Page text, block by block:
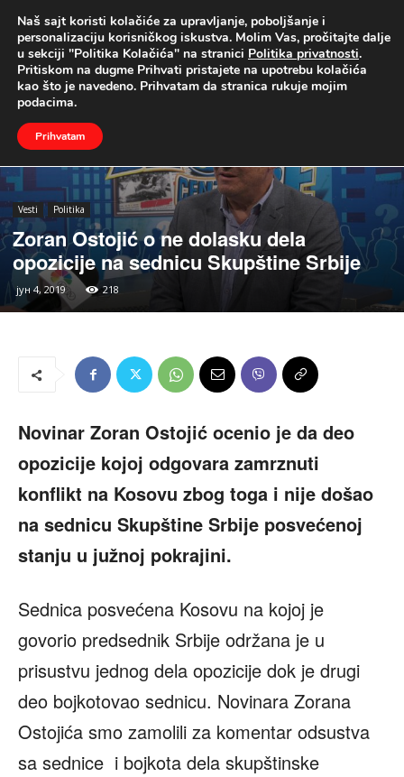
UŽIVO
Naslovna Vesti Politika
Vesti Politika
Zoran Ostojić o ne dolasku dela
opozicije na sednicu Skupštine Srbije
јун 4, 2019 218
Novinar Zoran Ostojić ocenio je da deo
opozicije kojoj odgovara zamrznuti
konflikt na Kosovu zbog toga i nije došao
na sednicu Skupštine Srbije posvećenoj
stanju u južnoj pokrajini.
Sednica posvećena Kosovu na kojoj je
govorio predsednik Srbije održana je u
prisustvu jednog dela opozicije dok je drugi
deo bojkotovao sednicu. Novinara Zorana
Ostojića smo zamolili za komentar odsustva
sa sednice i bojkota dela skupštinske
Naš sajt koristi kolačiće za upravljanje, poboljšanje i
personalizaciju korisničkog iskustva. Molim Vas, pročitajte dalje
u sekciji "Politika Kolačića" na stranici Politika privatnosti.
Pritiskom na dugme Prihvati pristajete na upotrebu kolačića
kao što je navedeno. Prihvatam da stranica rukuje mojim
podacima.
Prihvatam